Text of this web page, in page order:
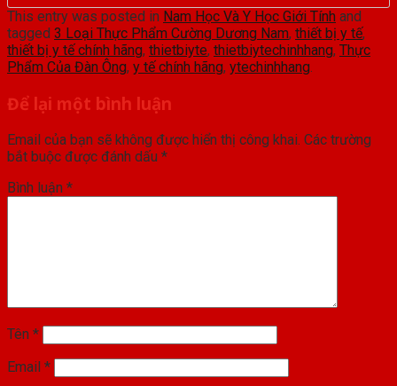
This entry was posted in Nam Học Và Y Học Giới Tính and
tagged 3 Loại Thực Phẩm Cường Dương Nam, thiết bị y tế,
thiết bị y tế chính hãng, thietbiyte, thietbiytechinhhang, Thực
Phẩm Của Đàn Ông, y tế chính hãng, ytechinhhang.
Để lại một bình luận
Email của bạn sẽ không được hiển thị công khai. Các trường
bắt buộc được đánh dấu *
Bình luận *
Tên *
Email *